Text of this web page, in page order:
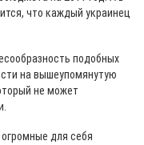
что каждый украинец
подобных
на вышеупомянутую
не может
для себя